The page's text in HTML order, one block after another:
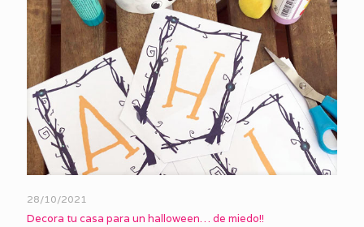
28/10/2021
Decora tu casa para un halloween… de miedo!!